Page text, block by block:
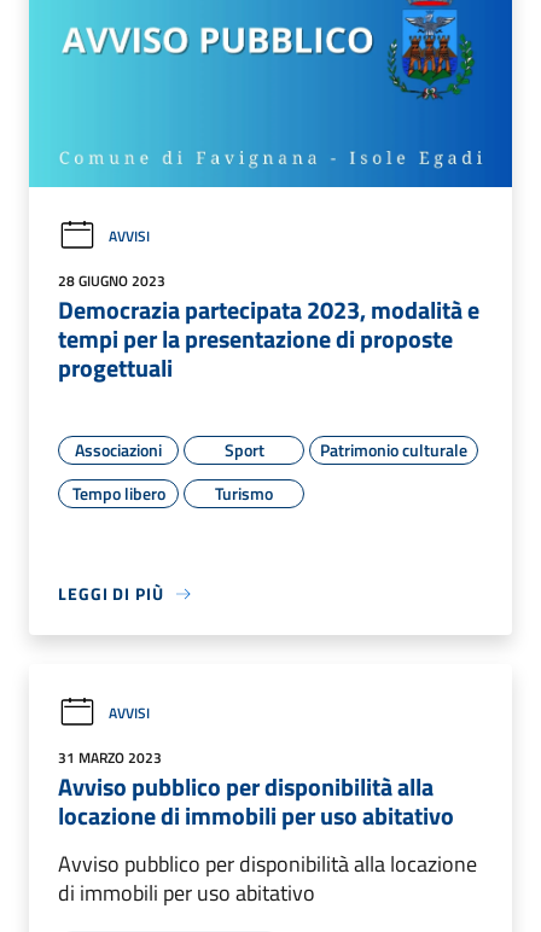
AVVISI
28 GIUGNO 2023
Democrazia partecipata 2023, modalità e
tempi per la presentazione di proposte
progettuali
Associazioni Sport
Patrimonio culturale
Tempo libero
Turismo
LEGGI DI PIÙ
AVVISI
31 MARZO 2023
Avviso pubblico per disponibilità alla
locazione di immobili per uso abitativo
Avviso pubblico per disponibilità alla locazione
di immobili per uso abitativo